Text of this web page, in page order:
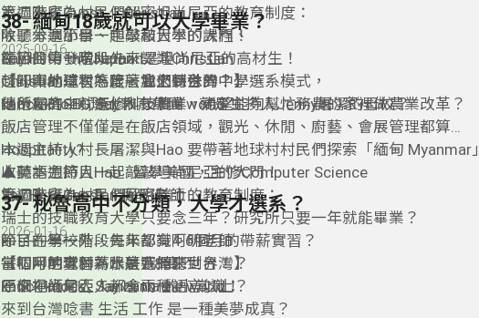
收聽本週節目一起敲敲日本的大門！
Say Hi to the Japan！
第二階段為村民們解密坦尚尼亞的教育制度：
除了分享小學、中學和大學的課程、
在節目中發現Nathan是坦尚尼亞的高材生！
超認真的學習態度，加上特殊的中學選系模式，
讓他在高中就選修科技農業，希望能夠幫忙務農的家裡做農業改革？
收聽本週節目一起敲敲坦尚尼亞的大門！
Say Hi to the Tanzani ！
---------------
三個坦尚尼亞 Tanzania 的小常識：
本週來賓Guest ：Christian
節目的第一階段先來認識Christian
Christian這次為什麼會來到台灣？
他所屬的SEG瑞士教育集團，就是主持人Jenny屠潔的母校？
飯店管理不僅僅是在飯店領域，觀光、休閒、廚藝、會展管理都算
Hospitality?
第二階段為村民們解密瑞士的教育制度：
瑞士的技職教育大學只要念三年？研究所只要一年就能畢業？
除了在學校外，每年都有4-6個月的帶薪實習？
每個月的實習薪水是7-8萬？
38- 緬甸18歲就可以大學畢業？
2025-09-16
【叩叩地球村，跟著我們聽世界！】
knock knock , Say Hi to the world！
本週主持人村長屠潔與Hao 要帶著地球村村民們探索「緬甸 Myanmar」
▲英語主持人Hao : 留學美國，主修Computer Science
本週來賓Guest ：阿明老師
節目的第一階段先來認識阿明老師
當初阿明老師為什麼選擇來到台灣？
原來在緬甸人人都會兩種語言以上？
來到台灣唸書 生活 工作 是一種美夢成真？
37- 秘魯高中不分類，大學才選系？
2026-01-16
【叩叩地球村，跟著我們聽世界！】
knock knock , Say Hi to the world！